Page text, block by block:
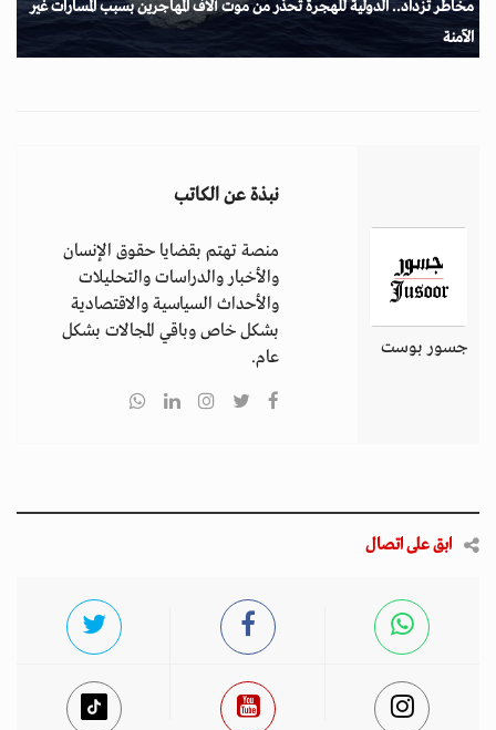
مخاطر تزداد.. الدولية للهجرة تحذر من موت آلاف المهاجرين بسبب المسارات غير
الآمنة
جسور بوست
نبذة عن الكاتب
منصة تهتم بقضايا حقوق الإنسان
والأخبار والدراسات والتحليلات
والأحداث السياسية والاقتصادية
بشكل خاص وباقي المجالات بشكل
عام.
ابق على اتصال